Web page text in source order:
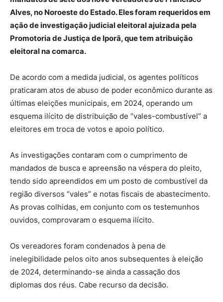
Alves, no Noroeste do Estado. Eles foram requeridos em
ação de investigação judicial eleitoral ajuizada pela
Promotoria de Justiça de Iporã, que tem atribuição
eleitoral na comarca.
De acordo com a medida judicial, os agentes políticos
praticaram atos de abuso de poder econômico durante as
últimas eleições municipais, em 2024, operando um
esquema ilícito de distribuição de “vales-combustível” a
eleitores em troca de votos e apoio político.
As investigações contaram com o cumprimento de
mandados de busca e apreensão na véspera do pleito,
tendo sido apreendidos em um posto de combustível da
região diversos “vales” e notas fiscais de abastecimento.
As provas colhidas, em conjunto com os testemunhos
ouvidos, comprovaram o esquema ilícito.
Os vereadores foram condenados à pena de
inelegibilidade pelos oito anos subsequentes à eleição
de 2024, determinando-se ainda a cassação dos
diplomas dos réus. Cabe recurso da decisão.